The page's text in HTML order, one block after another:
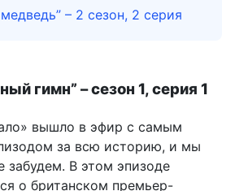
– 2 сезон, 2 серия
гимн” – сезон 1, серия 1
вышло в эфир с самым
за всю историю, и мы
забудем. В этом эпизоде
о британском премьер-